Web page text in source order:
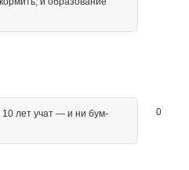
0
10 лет учат — и ни бум-